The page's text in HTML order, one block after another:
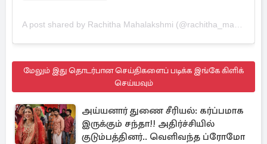
மேலும் இது தொடர்பான செய்திகளைப் படிக்க இங்கே கிளிக்
செய்யவும்
அய்யனார் துணை சீரியல்: கர்ப்பமாக
இருக்கும் சந்தா!! அதிர்ச்சியில்
குடும்பத்தினர்.. வெளிவந்த ப்ரோமோ